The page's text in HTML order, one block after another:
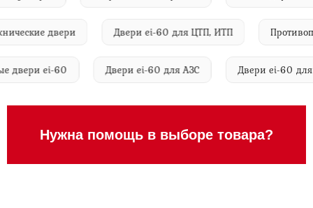
двери Двери ei-60 для ЦТП, ИТП
двери ei-60 Двери ei-60 для АЗС Двери ei-
Нужна помощь в выборе товара?